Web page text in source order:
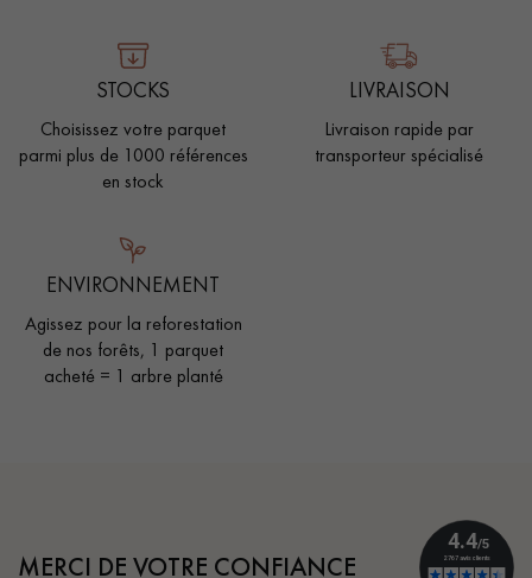
Un expert Décoplus Parquets vous appelle
Demandez un rendez-vous personnalisé
Obtenez un devis gratuit !
STOCKS
Choisissez votre parquet
parmi plus de 1000 références
en stock
LIVRAISON
Livraison rapide par
transporteur spécialisé
ENVIRONNEMENT
Agissez pour la reforestation
de nos forêts, 1 parquet
acheté = 1 arbre planté
MERCI DE VOTRE CONFIANCE